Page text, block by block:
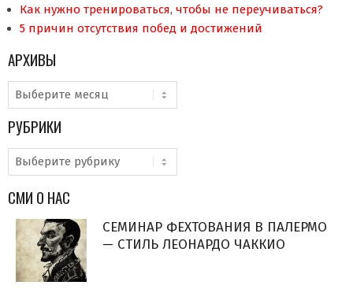
Как нужно тренироваться, чтобы не переучиваться?
5 причин отсутствия побед и достижений
АРХИВЫ
Архивы
РУБРИКИ
Рубрики
СМИ О НАС
СЕМИНАР ФЕХТОВАНИЯ В ПАЛЕРМО
— СТИЛЬ ЛЕОНАРДО ЧАККИО